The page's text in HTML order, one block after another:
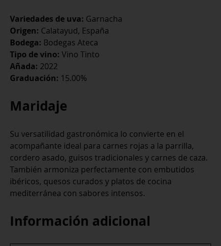
Variedades de uva: Garnacha
Origen: Calatayud, España
Bodega: Bodegas Ateca
Tipo de vino: Vino Tinto
Añada: 2022
Graduación: 15.00%
Maridaje
Su versatilidad gastronómica lo convierte en el
acompañante ideal para carnes rojas a la parrilla,
cordero asado, guisos tradicionales y carnes de caza.
También armoniza perfectamente con embutidos
ibéricos, quesos curados y platos de cocina
mediterránea con sabores intensos.
Información adicional